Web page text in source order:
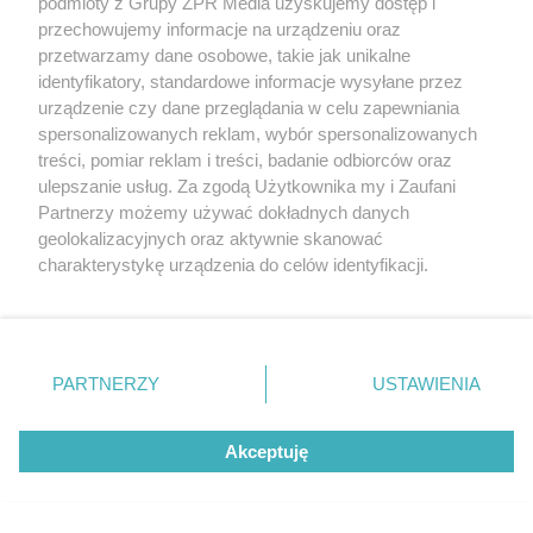
przechowujemy informacje na urządzeniu oraz
przetwarzamy dane osobowe, takie jak unikalne
identyfikatory, standardowe informacje wysyłane przez
urządzenie czy dane przeglądania w celu zapewniania
spersonalizowanych reklam, wybór spersonalizowanych
treści, pomiar reklam i treści, badanie odbiorców oraz
ulepszanie usług. Za zgodą Użytkownika my i Zaufani
Partnerzy możemy używać dokładnych danych
geolokalizacyjnych oraz aktywnie skanować
charakterystykę urządzenia do celów identyfikacji.
zmienić/wycofać klikając przycisk ustawień prywatności
znajdujący się w lewym dolnym rogu strony
rodzaje przetwarzania danych nie wymagają zgody
użytkownika, ale masz prawo sprzeciwić się takiemu
przetwarzaniu. Preferencje będą miały zastosowanie tylko
PARTNERZY USTAWIENIA
Akceptuję